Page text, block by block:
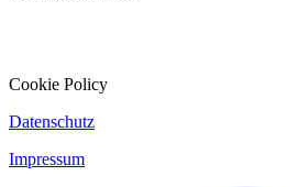
Cookie Policy
Datenschutz
Impressum